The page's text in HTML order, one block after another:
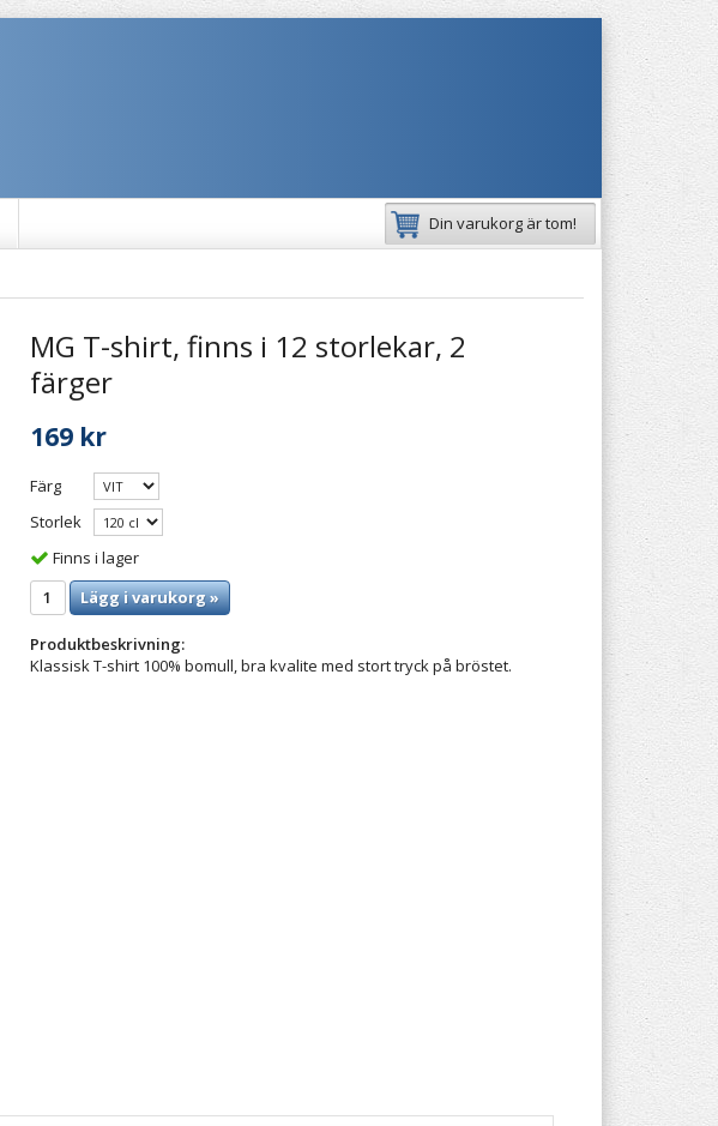
Din varukorg är tom!
MG T-shirt, finns i 12 storlekar, 2
färger
169 kr
Färg
Storlek
Finns i lager
Lägg i varukorg »
Produktbeskrivning:
Klassisk T-shirt 100% bomull, bra kvalite med stort tryck på bröstet.